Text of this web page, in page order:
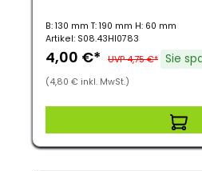
B: 130 mm T: 190 mm H: 60 mm
Artikel: S08.43HI0783
4,00 €* UVP 4,75 €* Sie
(4,80 € inkl. MwSt.)